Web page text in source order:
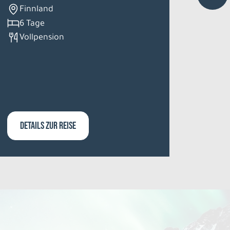
Finnland
6 Tage
Vollpension
DETAILS ZUR REISE